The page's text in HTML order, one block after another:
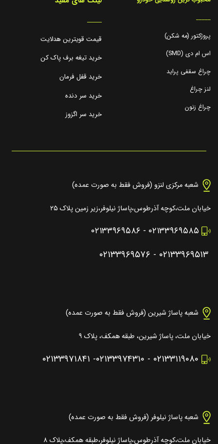
_____
پروژکتور (مه شکن)
اس ام دی (SMD)
چراغ سقفی پراید
لنز چراغ
چراغ زنون
_____
قیمت قویترین هدلایت
خرید تیغه برف پاک کن
خرید قفل فرمان
خرید سر دنده
خرید سر اگزوز
شعبه مرکزی لنزو (فروش فقط به صورت عمده)
خیابان ملت،کوچه آذرطوس،پاساژ نیلوفر،زیر زمین پلاک ۲۵
۰۲۱۳۳۹۶۹۵۸۵ - ۰۲۱۳۳۹۶۹۵۸۶
۰۲۱۳۳۹۶۹۵۱۳ - ۰۲۱۳۳۹۶۹۵۷۶
شعبه پاساژ شیرین (فروش فقط به صورت عمده)
خیابان ملت، پاساژ شیرین، طبقه همکف، پلاک ۹
۰۲۱۳۳۱۱۹۰۸۰ - ۰۲۱۳۳۹۷۴۳۱۰- ۰۲۱۳۳۹۷۱۸۴۱
شعبه پاساژ نیلوفر (فروش فقط به صورت عمده)
خیابان ملت،کوچه آذرطوس،پاساژ نیلوفر،طبقه همکف،پلاک ۸